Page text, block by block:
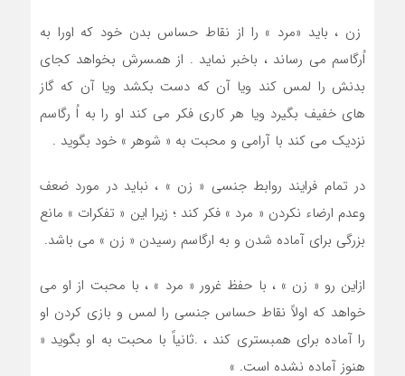
زن ، بايد «مرد » را از نقاط حساس بدن خود كه اورا به
اُرگاسم مي رساند ، باخبر نمايد . از همسرش بخواهد كجاي
بدنش را لمس كند ويا آن كه دست بكشد ويا آن كه گاز
هاي خفيف بگيرد ويا هر كاري فكر مي كند او را به اُ رگاسم
نزديك مي كند با آرامي و محبت به « شوهر » خود بگويد .
در تمام فرايند روابط جنسي « زن » ، نبايد در مورد ضعف
وعدم ارضاء نكردن « مرد » فكر كند ؛ زيرا اين « تفكرات » مانع
بزرگي براي آماده شدن و به ارگاسم رسيدن « زن » مي باشد.
ازاين رو « زن » ، با حفظ غرور « مرد » ، با محبت از او مي
خواهد كه اولاً نقاط حساس جنسي را لمس و بازي كردن او
را آماده براي همبستري كند ، .ثانياً با محبت به او بگويد «
هنوز آماده نشده است. »